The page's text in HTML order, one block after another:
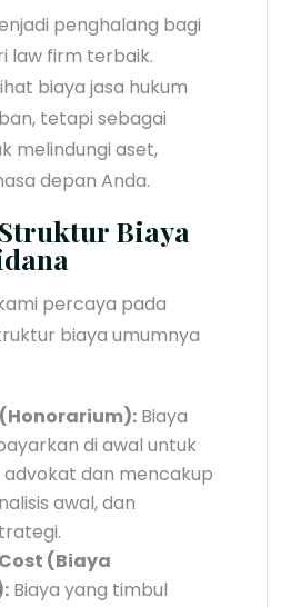
penghalang bagi
law firm terbaik.
biaya jasa hukum
tetapi sebagai
melindungi aset,
depan Anda.
Biaya
percaya pada
biaya umumnya
Biaya
di awal untuk
dan mencakup
awal, dan
(Biaya
Biaya yang timbul